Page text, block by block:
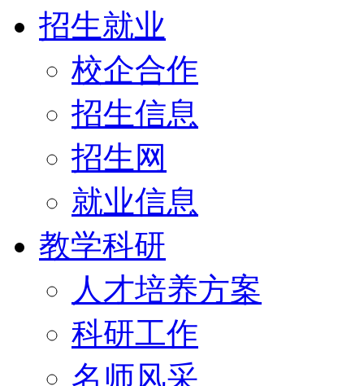
招生就业
校企合作
招生信息
招生网
就业信息
教学科研
人才培养方案
科研工作
名师风采